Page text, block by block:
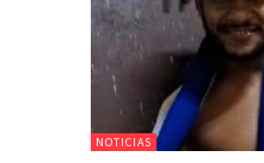
NOTICIAS